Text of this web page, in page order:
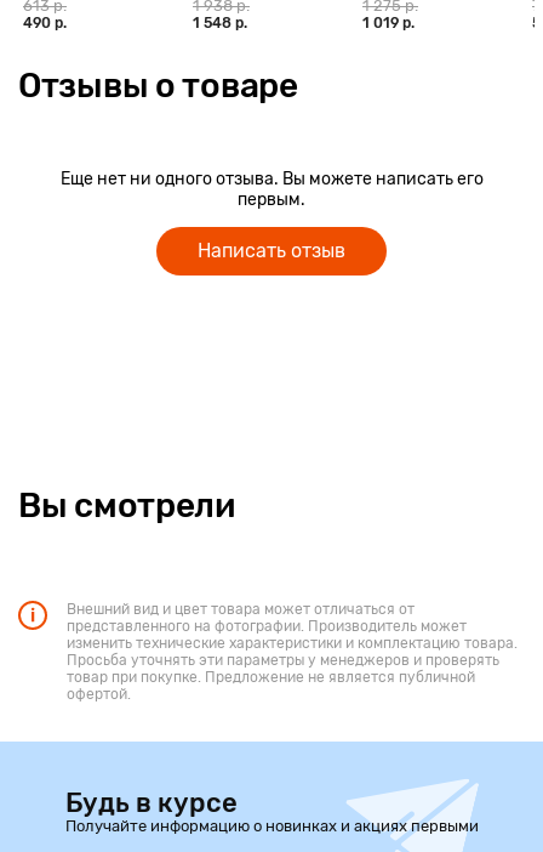
контакты Blister box
613 р.
490 р.
кольца, 30 м
1 938 р.
1 548 р.
кольца, 20 м
1 275 р.
1 019 р.
Отзывы о товаре
Еще нет ни одного отзыва. Вы можете написать его
первым.
Написать отзыв
Вы смотрели
Внешний вид и цвет товара может отличаться от
представленного на фотографии. Производитель может
изменить технические характеристики и комплектацию товара.
Просьба уточнять эти параметры у менеджеров и проверять
товар при покупке. Предложение не является публичной
офертой.
Будь в курсе
Получайте информацию о новинках и акциях первыми